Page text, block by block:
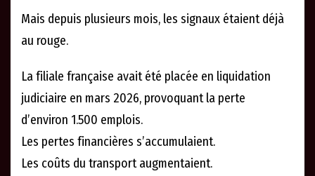
Mais depuis plusieurs mois, les signaux étaient déjà
au rouge.
La filiale française avait été placée en liquidation
judiciaire en mars 2026, provoquant la perte
d’environ 1.500 emplois.
Les pertes financières s’accumulaient.
Les coûts du transport augmentaient.